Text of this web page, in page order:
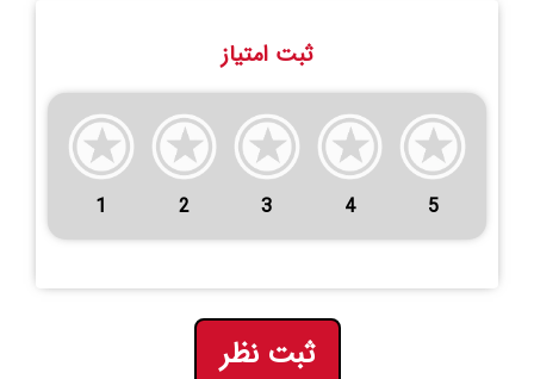
ثبت امتیاز
1 2 3 4 5
ثبت نظر